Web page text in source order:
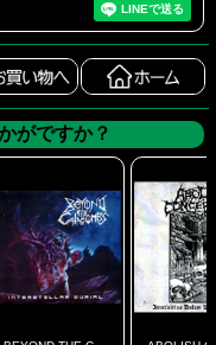
がですか？